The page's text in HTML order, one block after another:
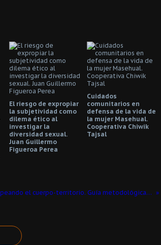
El riesgo de expropiar
la subjetividad como
dilema ético al
investigar la
diversidad sexual.
Juan Guillermo
Figueroa Perea
Cuidados
comunitarios en
defensa de la vida de
la mujer Masehual.
Cooperativa Chiwik
Tajsal
Mapeando el cuerpo-territorio. Guía metodológica para mujeres que defienden sus territorios. Colectivo Miradas Críticas del Territorio desde el Feminismo